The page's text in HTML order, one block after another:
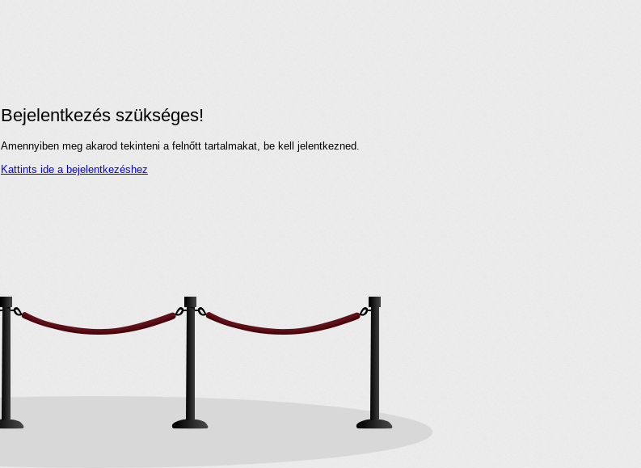
Bejelentkezés szükséges!
Amennyiben meg akarod tekinteni a felnőtt tartalmakat, be kell jelentkezned.
Kattints ide a bejelentkezéshez